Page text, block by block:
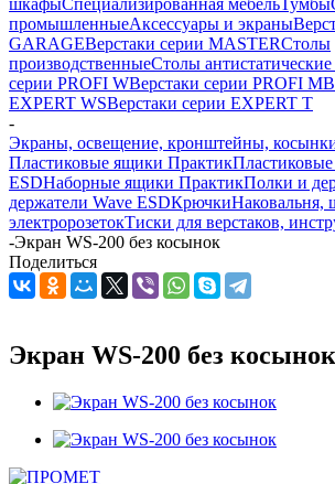
шкафыCпециализированная мебель Тумбы
промышленныеАксессуары и экраны
GARAGEВерстаки серии MASTERСтолы
производственныеСтолы
серии PROFI WВерстаки серии PROFI M
EXPERT WSВерстаки серии EXPERT T
-
Экраны, освещение, кронштейны,
Пластиковые ящики Практик
ESDНаборные ящики ПрактикПолки и
держатели Wave ESDКрючкиНаковальня,
электророзетокТиски для верстаков,
-Экран WS-200 без косынок
Поделиться
Экран WS-200 без косынок